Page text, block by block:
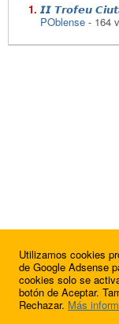
𝙄𝙄 𝙏𝙧𝙤𝙛𝙚𝙪
POblense - 164
Utilizamos cookies
de Google Adsense
cookies solo se
botón de Aceptar.
Rechazar. Más